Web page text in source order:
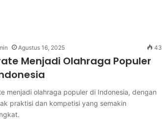
Agustus 16, 2025 43
Menjadi Olahraga Populer
menjadi olahraga populer di Indonesia, dengan
praktisi dan kompetisi yang semakin